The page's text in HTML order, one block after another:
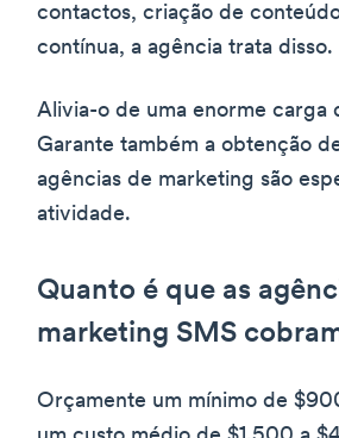
contactos, criação de
contínua, a agência trata disso.
Alivia-o de uma enorme carga
Garante também a obtenção
agências de marketing são
atividade.
Quanto é que as
marketing SMS
Orçamente um mínimo de